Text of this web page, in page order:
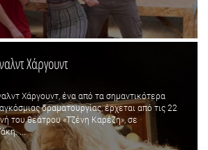
Χάργουντ
Χάργουντ, ένα από τα σημαντικότερα
δραματουργίας, έρχεται από τις 22
του θεάτρου «Τζένη Καρέζη», σε
...